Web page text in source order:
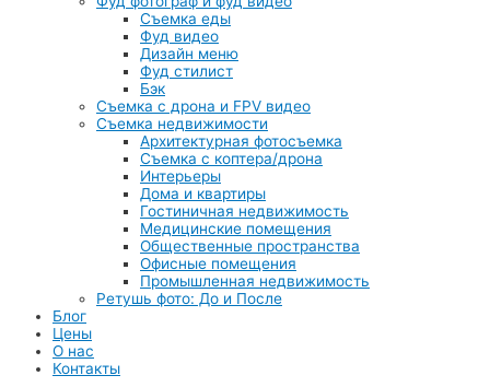
Cъемка еды
Фуд видео
Дизайн меню
Фуд стилист
Бэк
Съемка с дрона и FPV видео
Съемка недвижимости
Архитектурная фотосъемка
Cъемка с коптера/дрона
Интерьеры
Дома и квартиры
Гостиничная недвижимость
Медицинские помещения
Общественные пространства
Офисные помещения
Промышленная недвижимость
Ретушь фото: До и После
Блог
Цены
О нас
Контакты